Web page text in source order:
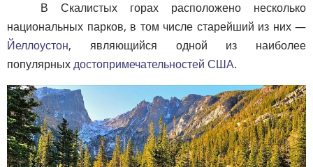
В Скалистых горах расположено несколько
национальных парков, в том числе старейший из них —
Йеллоустон, являющийся одной из наиболее
популярныхдостопримечательностей США.